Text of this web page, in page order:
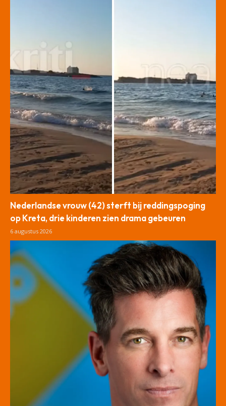
Nederlandse vrouw (42) sterft bij reddingspoging
op Kreta, drie kinderen zien drama gebeuren
6 augustus 2026